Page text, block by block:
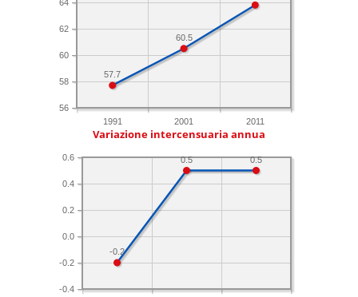
1991 2001 2011
56
58
60
62
64
60.5
57.7
Variazione intercensuaria annua
-0.4
-0.2
0.0
0.2
0.4
0.6 0.5
0.5
-0.2